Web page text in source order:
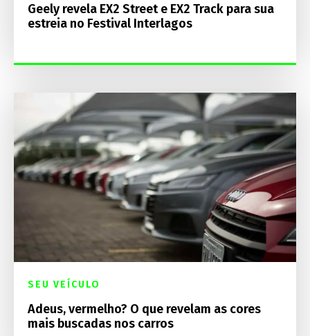
Geely revela EX2 Street e EX2 Track para sua
estreia no Festival Interlagos
SEU VEÍCULO
Adeus, vermelho? O que revelam as cores
mais buscadas nos carros